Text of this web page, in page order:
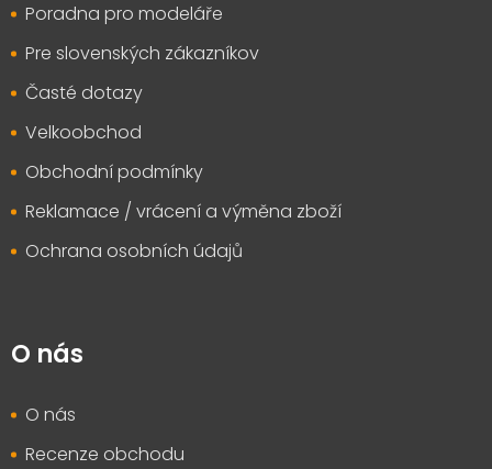
Poradna pro modeláře
Pre slovenských zákazníkov
Časté dotazy
Velkoobchod
Obchodní podmínky
Reklamace / vrácení a výměna zboží
Ochrana osobních údajů
O nás
O nás
Recenze obchodu